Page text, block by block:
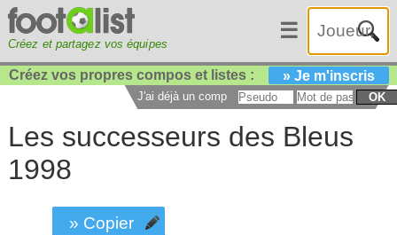
Créez et partagez vos équipes
☰
Créez vos propres compos et listes : » Je m'inscris
J'ai déjà un compte : OK
Les successeurs des Bleus
1998
» Copier